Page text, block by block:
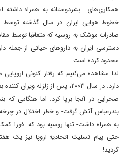
همکاری‌های بشردوستانه به همراه داشته
خطوط هوایی ایران در سال گذشته توسط
صادرات موشک به روسیه که متعاقبا توسط
دسترسی ایران به داروهای حیاتی از جمله
محدود کرده است.
لذا مشاهده می‌کنیم که رفتار کنونی
دارد. در سال ۲۰۰۳، پس از زلزله
صحرایی در آنجا برپا کرد. اما هنگامی که
بندرعباس آتش گرفت- و خطر اختلال در چرخه
به همراه داشت- تنها روسیه بود که فورا
حتی پیام تسلیت اتحادیه اروپا نیز یک
گردید!